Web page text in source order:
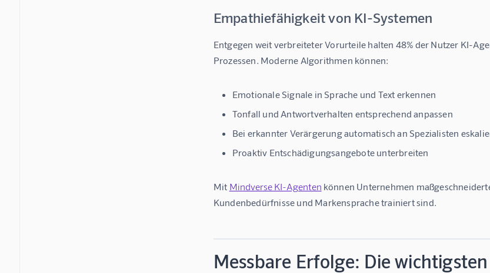
Empathiefähigkeit von KI-Systemen
Entgegen weit verbreiteter Vorurteile halten 48% der Nutzer KI-
Prozessen. Moderne Algorithmen können:
Emotionale Signale in Sprache und Text erkennen
Tonfall und Antwortverhalten entsprechend anpassen
Bei erkannter Verärgerung automatisch an Spezialisten
Proaktiv Entschädigungsangebote unterbreiten
Mit Mindverse KI-Agenten können Unternehmen
Kundenbedürfnisse und Markensprache trainiert sind.
Messbare Erfolge: Die